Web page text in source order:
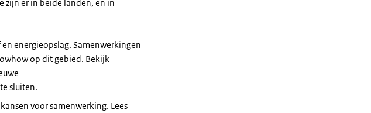
zijn er in beide landen, en in
energieopslag. Samenwerkingen
op dit gebied. Bekijk
sluiten.
voor samenwerking. Lees